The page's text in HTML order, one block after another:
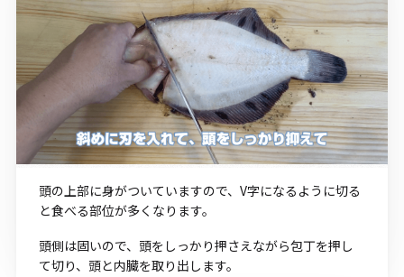
頭の上部に身がついていますので、V字になるように切る
と食べる部位が多くなります。
頭側は固いので、頭をしっかり押さえながら包丁を押し
て切り、頭と内臓を取り出します。